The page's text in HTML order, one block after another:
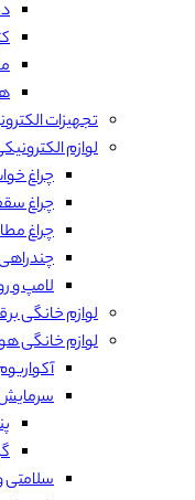
تجهیزات
لوازم
چراغ
چراغ
چراغ
لامپ و
لوازم خانگی
لوازم خانگی
سلامتی